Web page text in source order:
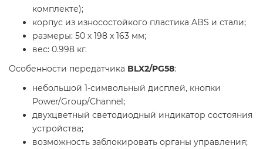
комплекте);
корпус из износостойкого пластика ABS и стали;
размеры: 50 х 198 х 163 мм;
вес: 0.998 кг.
Особенности передатчика BLX2/PG58:
небольшой 1-символьный дисплей, кнопки
Power/Group/Channel;
двухцветный светодиодный индикатор состояния
устройства;
возможность заблокировать органы управления;